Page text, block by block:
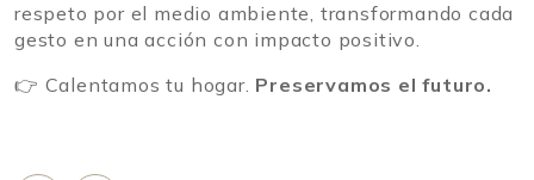
respeto por el medio ambiente, transformando cada
gesto en una acción con impacto positivo.
👉 Calentamos tu hogar. Preservamos el futuro.